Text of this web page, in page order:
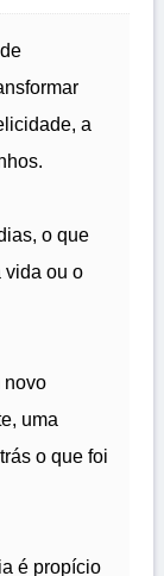
a
o que
vida ou o
novo
uma
o que foi
é propício